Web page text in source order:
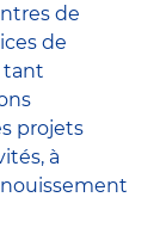
de
de
tant
projets
à